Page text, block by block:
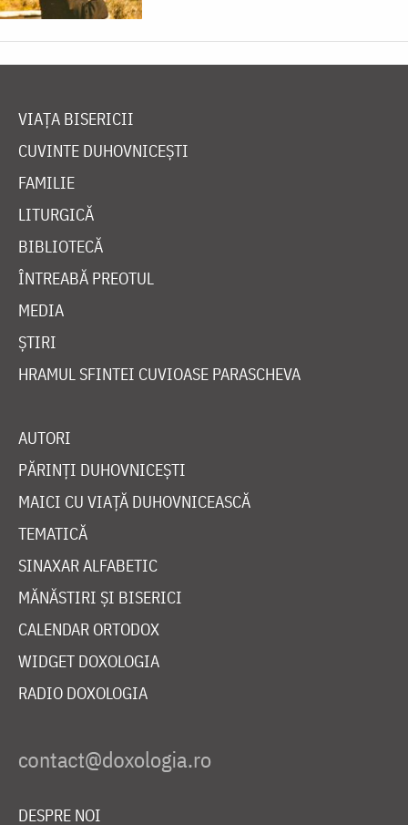
VIAȚA BISERICII
CUVINTE DUHOVNICEȘTI
FAMILIE
LITURGICĂ
BIBLIOTECĂ
ÎNTREABĂ PREOTUL
MEDIA
ȘTIRI
HRAMUL SFINTEI CUVIOASE PARASCHEVA
AUTORI
PĂRINȚI DUHOVNICEȘTI
MAICI CU VIAȚĂ DUHOVNICEASCĂ
TEMATICĂ
SINAXAR ALFABETIC
MĂNĂSTIRI ȘI BISERICI
CALENDAR ORTODOX
WIDGET DOXOLOGIA
RADIO DOXOLOGIA
DESPRE NOI